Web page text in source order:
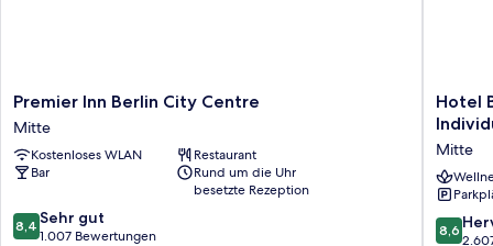
Premier
Inn
Berlin
City
Centre
Premier Inn Berlin City Centre
Mitte
Kostenloses WLAN
Restaurant
Bar
Rund um die Uhr
besetzte Rezeption
8.4
von
8,4 Sehr gut
1.007 Bewertungen
Hotel
Berlin,
a
member
of
Hotel
Mitte
8.6
von
8,6